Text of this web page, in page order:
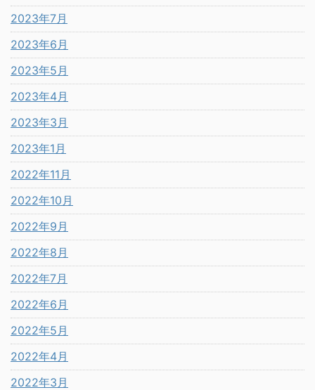
2023年7月
2023年6月
2023年5月
2023年4月
2023年3月
2023年1月
2022年11月
2022年10月
2022年9月
2022年8月
2022年7月
2022年6月
2022年5月
2022年4月
2022年3月